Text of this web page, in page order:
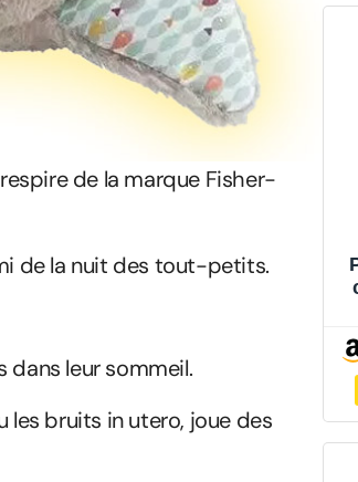
de la marque Fisher-
de la nuit des tout-petits.
dans leur sommeil.
bruits in utero, joue des